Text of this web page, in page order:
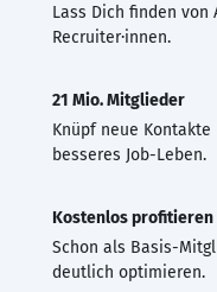
Lass Dich finden von
Recruiter·innen.
21 Mio. Mitglieder
Knüpf neue
besseres Job-Leben.
Kostenlos profitieren
Schon als Basis-
deutlich optimieren.